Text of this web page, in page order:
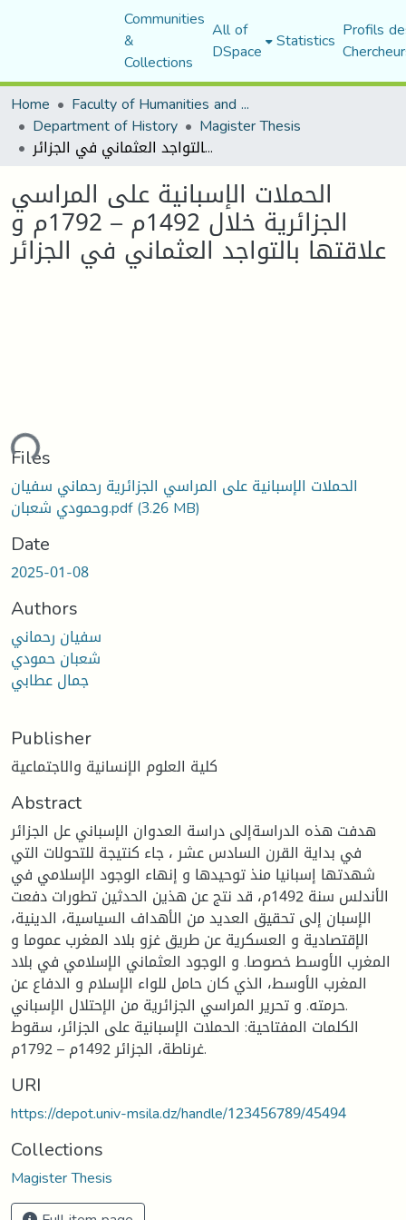
Communities
&
Collections
All of
DSpace Statistics Profils
Home
Faculty of Humanities and Social Sciences
Department of History Magister Thesis
الحملات الإسبانية على المراسي الجزائرية خلال 1492م – 1792م و علاقتها بالتواجد العثماني في الجزائر
الحملات الإسبانية على المراسي
الجزائرية خلال 1492م – 1792م و
علاقتها بالتواجد العثماني في الجزائر
Files
الحملات الإسبانية على المراسي الجزائرية رحماني سفيان
وحمودي شعبان.pdf(3.26 MB)
Date
2025-01-08
Authors
سفيان رحماني
شعبان حمودي
جمال عطابي
Publisher
كلية العلوم الإنسانية والاجتماعية
Abstract
هدفت هذه الدراسةإلى دراسة العدوان الإسباني عل الجزائر
في بداية القرن السادس عشر ، جاء كنتيجة للتحولات التي
شهدتها إسبانيا منذ توحيدها و إنهاء الوجود الإسلامي في
الأندلس سنة 1492م، قد نتج عن هذين الحدثين تطورات دفعت
الإسبان إلى تحقيق العديد من الأهداف السياسية، الدينية،
الإقتصادية و العسكرية عن طريق غزو بلاد المغرب عموما و
المغرب الأوسط خصوصا. و الوجود العثماني الإسلامي في بلاد
المغرب الأوسط، الذي كان حامل للواء الإسلام و الدفاع عن
حرمته. و تحرير المراسي الجزائرية من الإحتلال الإسباني.
الكلمات المفتاحية: الحملات الإسبانية على الجزائر، سقوط
غرناطة، الجزائر 1492م – 1792م.
URI
https://depot.univ-msila.dz/handle/123456789/45494
Collections
Magister Thesis